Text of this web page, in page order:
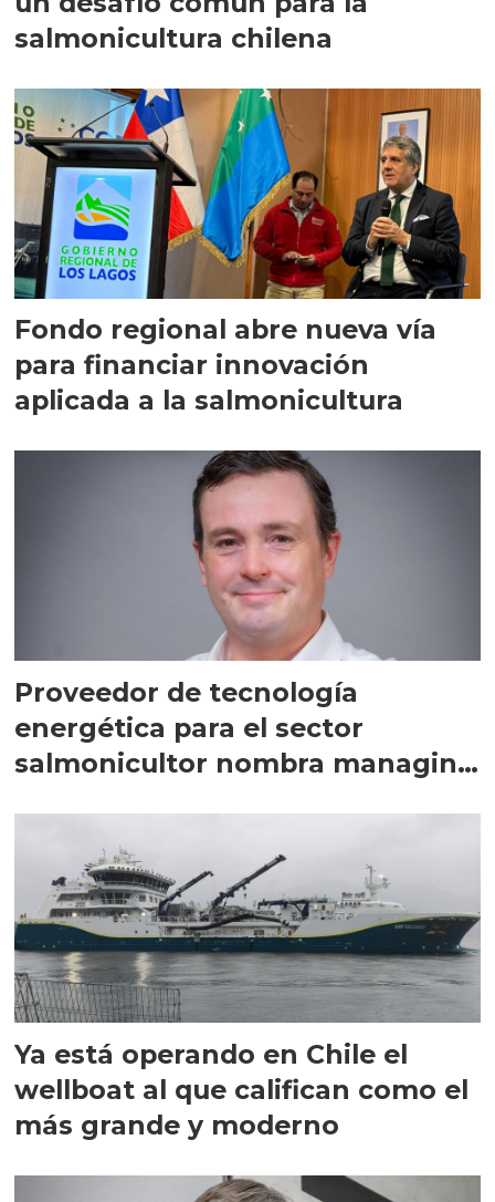
salmonicultura chilena
Fondo regional abre nueva vía
para financiar innovación
aplicada a la salmonicultura
Proveedor de tecnología
energética para el sector
salmonicultor nombra managing
Ya está operando en Chile el
wellboat al que califican como el
más grande y moderno